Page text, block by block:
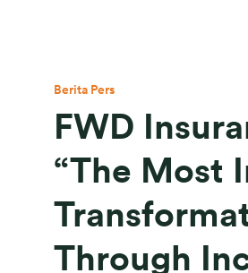
Berita Pers
FWD
“The Most
Through